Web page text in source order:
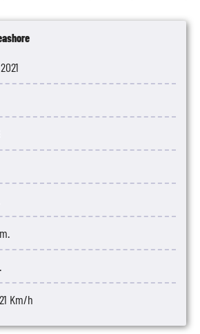
2021
21 Km/h
Cozumel
Costa Maya 07:00 18:00
Navigazione - -
Ocean Cay 07:00 18:00
Port Canaveral 07:00 -